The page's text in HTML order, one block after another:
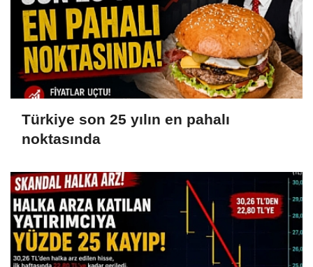
Türkiye son 25 yılın en pahalı
noktasında